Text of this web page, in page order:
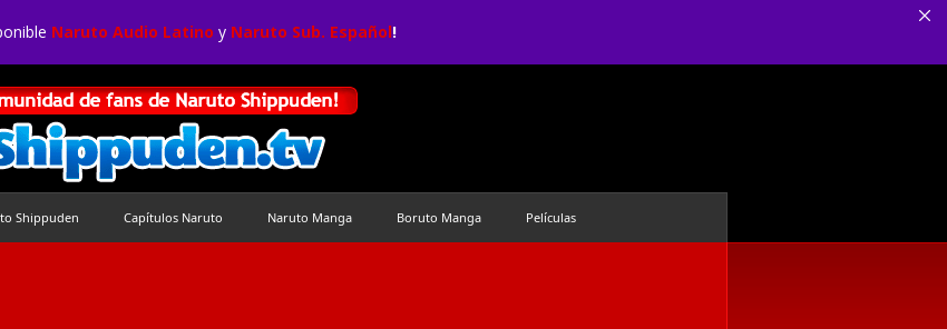
Naruto Audio Latino y Naruto Sub. Español!
Shippuden Capítulos Naruto Naruto Manga Boruto Manga Películas